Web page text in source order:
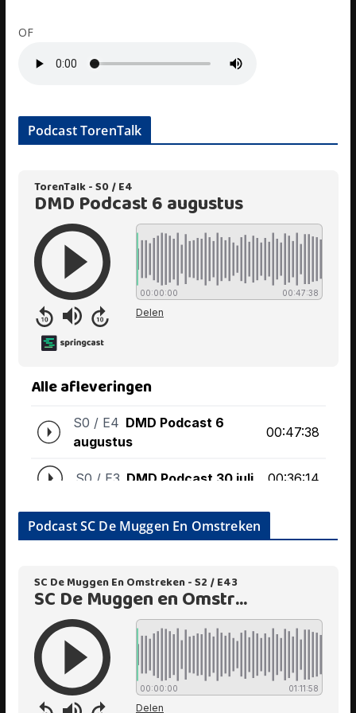
OF
Podcast TorenTalk
Podcast SC De Muggen En Omstreken